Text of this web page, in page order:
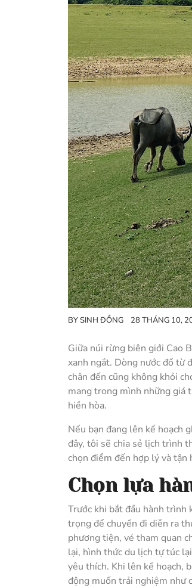
BYSINH ĐỒNG 28 THÁNG 10,
Giữa núi rừng biên giới Cao
xanh ngắt. Dòng nước đổ từ
chân đến cũng không khỏi
mang trong mình những giá
hiền hòa.
Nếu bạn đang lên kế hoạch
đây, tôi sẽ chia sẻ lịch trình
chọn điểm đến hợp lý và
Chọn lựa
Trước khi bắt đầu hành trình
trọng để chuyến đi diễn ra
phương tiện, vé tham quan
lại, hình thức du lịch tự túc
yêu thích. Khi lên kế hoạch,
động muốn trải nghiệm như